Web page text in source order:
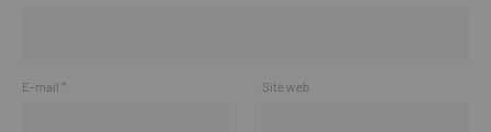
E-mail * Site web